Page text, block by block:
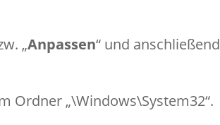
„Anpassen“ und anschließend
Ordner „\Windows\System32“.